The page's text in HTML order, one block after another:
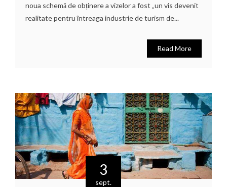
noua schemă de obținere a vizelor a fost „un vis devenit
realitate pentru întreaga industrie de turism de...
Read More
3
sept.